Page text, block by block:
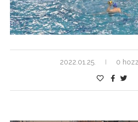
2022.01.25. 0